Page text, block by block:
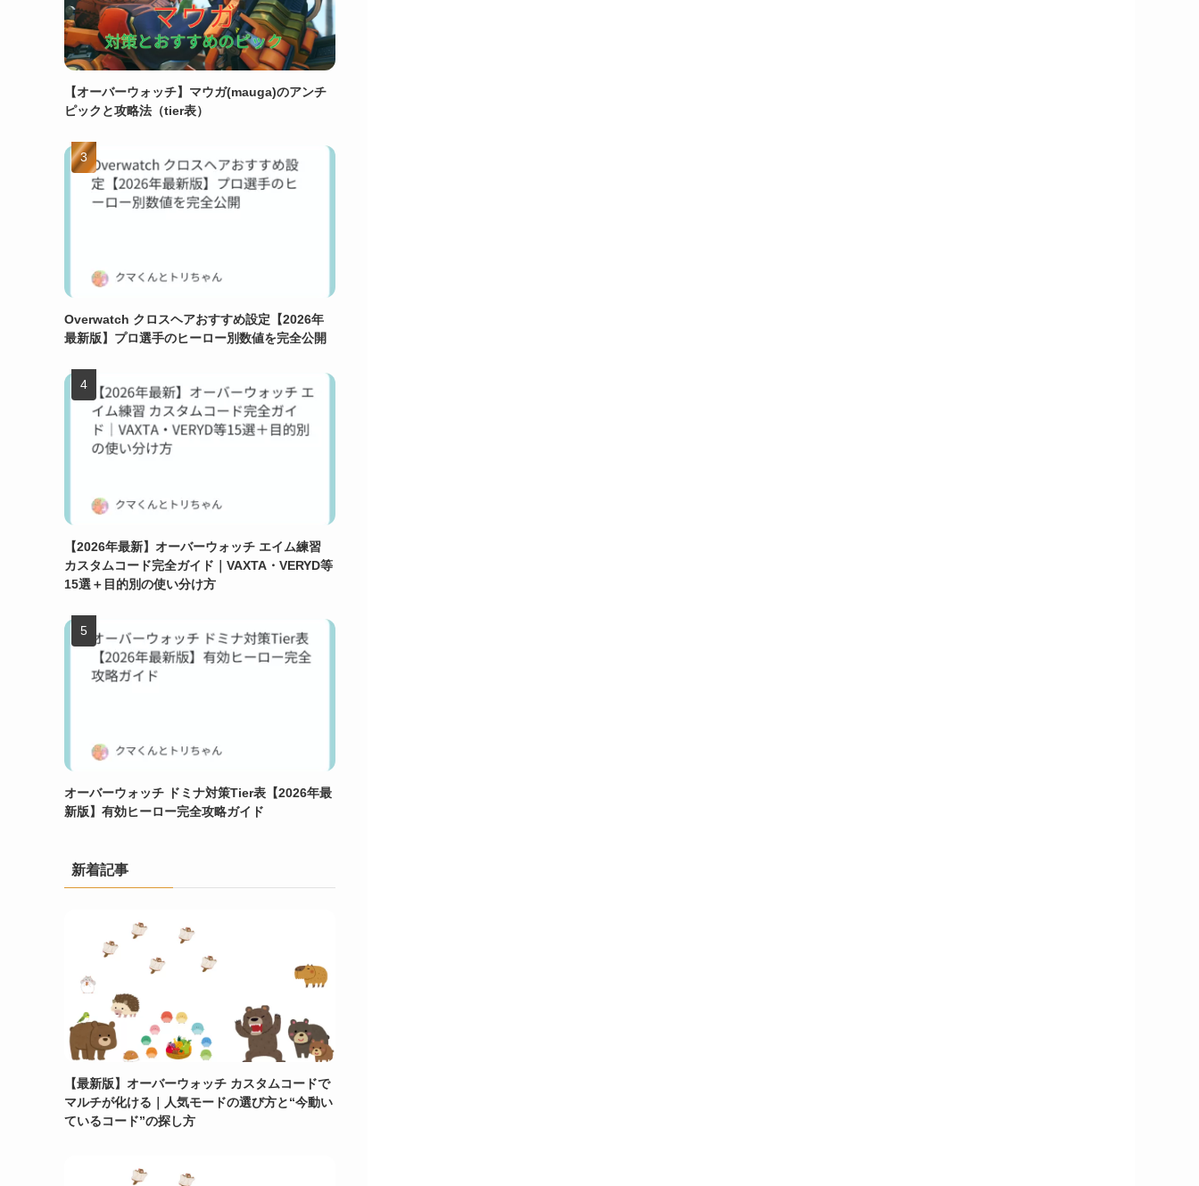
【オーバーウォッチ】マウガ(mauga)のアンチ
ピックと攻略法（tier表）
Overwatch クロスヘアおすすめ設定【2026年
最新版】プロ選手のヒーロー別数値を完全公開
【2026年最新】オーバーウォッチ エイム練習
カスタムコード完全ガイド｜VAXTA・VERYD等
15選＋目的別の使い分け方
オーバーウォッチ ドミナ対策Tier表【2026年最
新版】有効ヒーロー完全攻略ガイド
新着記事
【最新版】オーバーウォッチ カスタムコードで
マルチが化ける｜人気モードの選び方と“今動い
ているコード”の探し方